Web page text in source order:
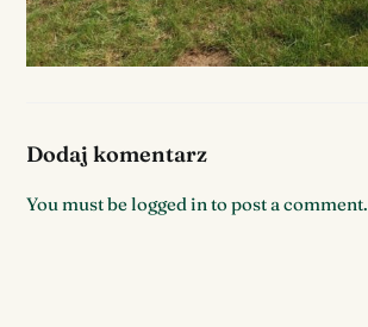
Dodaj komentarz
You must belogged in to post a comment.